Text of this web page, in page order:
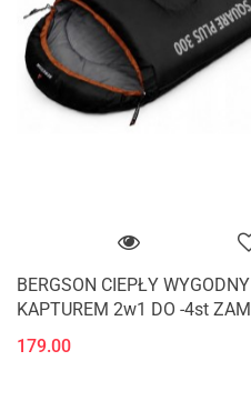
BERGSON CIEPŁY
KAPTUREM 2w1 DO -4st
179.00